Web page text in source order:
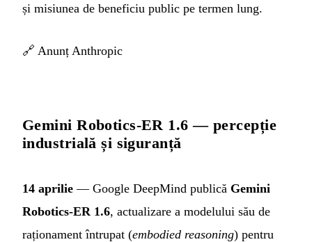
și misiunea de beneficiu public pe termen lung.
🔗 Anunț Anthropic
Gemini Robotics-ER 1.6 — percepție
industrială și siguranță
14 aprilie — Google DeepMind publică Gemini
Robotics-ER 1.6, actualizare a modelului său de
raționament întrupat (embodied reasoning) pentru